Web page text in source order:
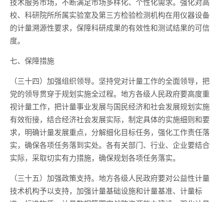
校、科研院所所属实验室及第三方检验检测机构在用仪器设备
的计量溯源性要求，保障科研成果的有效性和测试结果的可信
度。
七、保障措施
（三十四）加强组织领导。坚持党对计量工作的全面领导，把
党的领导贯穿于规划实施全过程。地方各级人民政府要高度重
视计量工作，把计量事业发展与国民经济和社会发展规划实施
有效衔接，结合经济社会发展实际，制定具体的实施细则和要
求，明确计量发展重点，分解细化目标任务，强化工作责任落
实，确保各项任务落到实处。各有关部门、行业、企业要结合
实际，采取切实有力措施，确保规划各项任务落实。
（三十五）加强政策支持。地方各级人民政府要对公益性计量
技术机构予以支持，加强计量基础设施和计量基准、计量标